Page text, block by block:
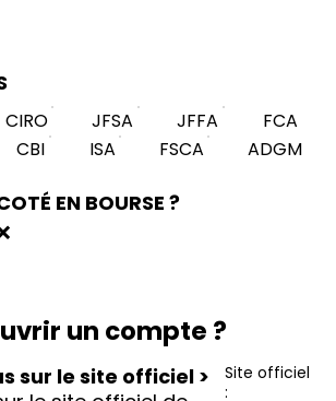
CIRO JFSA JFFA
FCA
CBI ISA FSCA ADGM
EN BOURSE ?
un compte ?
sur le site officiel >
Site officiel
: